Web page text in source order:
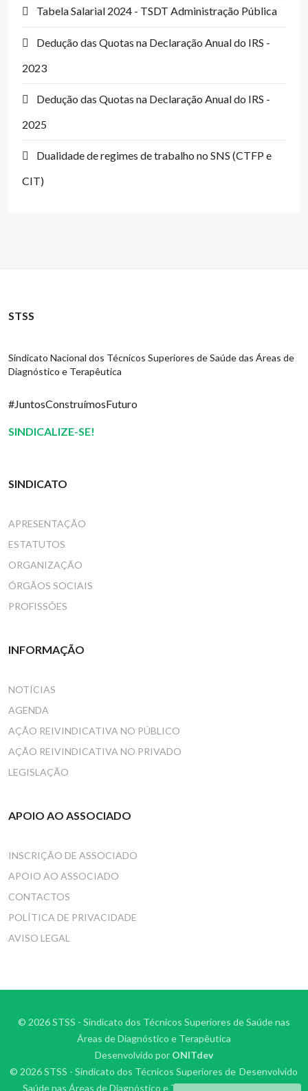
Tabela Salarial 2024 - TSDT Administração Pública
Dedução das Quotas na Declaração Anual do IRS -
2023
Dedução das Quotas na Declaração Anual do IRS -
2025
Dualidade de regimes de trabalho no SNS (CTFP e
CIT)
STSS
Sindicato Nacional dos Técnicos Superiores de Saúde das Áreas de
Diagnóstico e Terapêutica
#JuntosConstruímosFuturo
SINDICALIZE-SE!
SINDICATO
APRESENTAÇÃO
ESTATUTOS
ORGANIZAÇÃO
ÓRGÃOS SOCIAIS
PROFISSÕES
INFORMAÇÃO
NOTÍCIAS
AGENDA
AÇÃO REIVINDICATIVA NO PÚBLICO
AÇÃO REIVINDICATIVA NO PRIVADO
LEGISLAÇÃO
APOIO AO ASSOCIADO
INSCRIÇÃO DE ASSOCIADO
APOIO AO ASSOCIADO
CONTACTOS
POLÍTICA DE PRIVACIDADE
AVISO LEGAL
© 2026 STSS - Sindicato dos Técnicos Superiores de Saúde nas
Áreas de Diagnóstico e Terapêutica
Desenvolvido por ONITdev
© 2026 STSS - Sindicato dos Técnicos Superiores de
Saúde nas Áreas de Diagnóstico e Terapêutica
Desenvolvido